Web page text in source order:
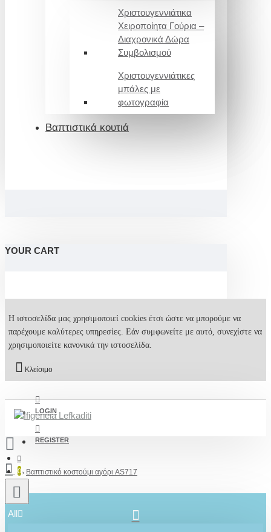
Χριστουγεννιάτικα
Χειροποίητα Γούρια –
Διαχρονικά Δώρα
Συμβολισμού
Χριστουγεννιάτικες
μπάλες με
φωτογραφία
Βαπτιστικά κουτιά
YOUR CART
Η ιστοσελίδα μας χρησιμοποιεί cookies έτσι ώστε να μπορούμε να
παρέχουμε καλύτερες υπηρεσίες. Εάν συμφωνείτε με αυτό, συνεχίστε να
χρησιμοποιείτε κανονικά την ιστοσελίδα.
Κλείσιμο
LOGIN
REGISTER
0
All
Βαπτιστικό κοστούμι αγόρι AS717